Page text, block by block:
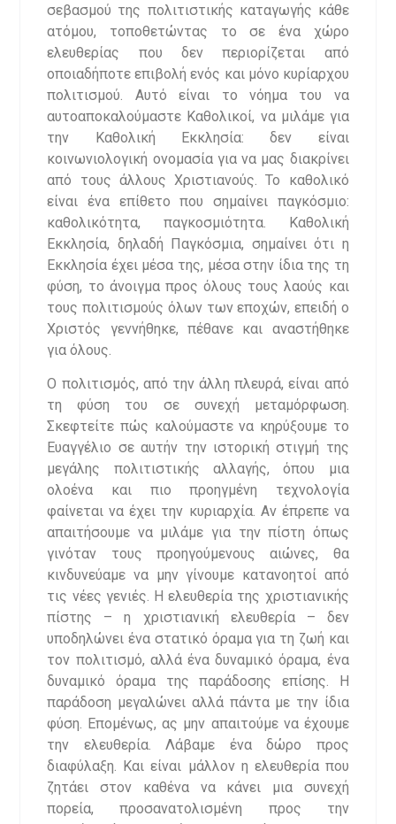
σεβασμού της πολιτιστικής καταγωγής κάθε
ατόμου, τοποθετώντας το σε ένα χώρο
ελευθερίας που δεν περιορίζεται από
οποιαδήποτε επιβολή ενός και μόνο κυρίαρχου
πολιτισμού. Αυτό είναι το νόημα του να
αυτοαποκαλούμαστε Καθολικοί, να μιλάμε για
την Καθολική Εκκλησία: δεν είναι
κοινωνιολογική ονομασία για να μας διακρίνει
από τους άλλους Χριστιανούς. Το καθολικό
είναι ένα επίθετο που σημαίνει παγκόσμιο:
καθολικότητα, παγκοσμιότητα. Καθολική
Εκκλησία, δηλαδή Παγκόσμια, σημαίνει ότι η
Εκκλησία έχει μέσα της, μέσα στην ίδια της τη
φύση, το άνοιγμα προς όλους τους λαούς και
τους πολιτισμούς όλων των εποχών, επειδή ο
Χριστός γεννήθηκε, πέθανε και αναστήθηκε
για όλους.
Ο πολιτισμός, από την άλλη πλευρά, είναι από
τη φύση του σε συνεχή μεταμόρφωση.
Σκεφτείτε πώς καλούμαστε να κηρύξουμε το
Ευαγγέλιο σε αυτήν την ιστορική στιγμή της
μεγάλης πολιτιστικής αλλαγής, όπου μια
ολοένα και πιο προηγμένη τεχνολογία
φαίνεται να έχει την κυριαρχία. Αν έπρεπε να
απαιτήσουμε να μιλάμε για την πίστη όπως
γινόταν τους προηγούμενους αιώνες, θα
κινδυνεύαμε να μην γίνουμε κατανοητοί από
τις νέες γενιές. Η ελευθερία της χριστιανικής
πίστης – η χριστιανική ελευθερία – δεν
υποδηλώνει ένα στατικό όραμα για τη ζωή και
τον πολιτισμό, αλλά ένα δυναμικό όραμα, ένα
δυναμικό όραμα της παράδοσης επίσης. Η
παράδοση μεγαλώνει αλλά πάντα με την ίδια
φύση. Επομένως, ας μην απαιτούμε να έχουμε
την ελευθερία. Λάβαμε ένα δώρο προς
διαφύλαξη. Και είναι μάλλον η ελευθερία που
ζητάει στον καθένα να κάνει μια συνεχή
πορεία, προσανατολισμένη προς την